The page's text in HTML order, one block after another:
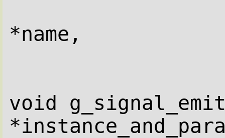
*name,
void